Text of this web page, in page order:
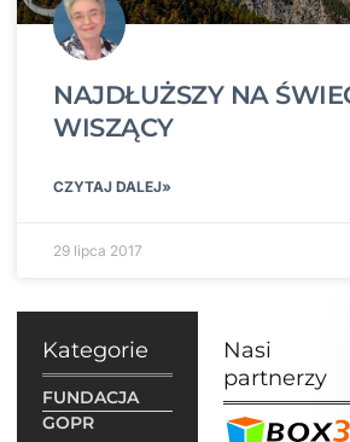
NAJDŁUŻSZY NA
WISZĄCY
CZYTAJ DALEJ»
29 lipca 2017
Kategorie
FUNDACJA
GOPR
Nasi
partnerzy